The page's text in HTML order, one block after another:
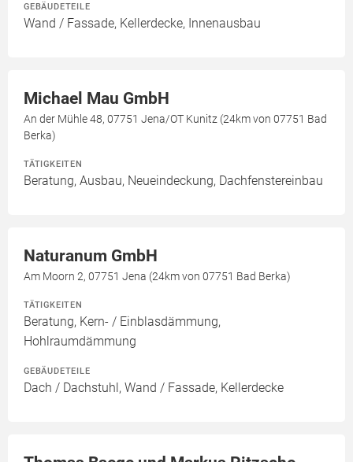
GEBÄUDETEILE
Wand / Fassade, Kellerdecke, Innenausbau
Michael Mau GmbH
An der Mühle 48, 07751 Jena/OT Kunitz (24km von 07751 Bad
Berka)
TÄTIGKEITEN
Beratung, Ausbau, Neueindeckung, Dachfenstereinbau
Naturanum GmbH
Am Moorn 2, 07751 Jena (24km von 07751 Bad Berka)
TÄTIGKEITEN
Beratung, Kern- / Einblasdämmung,
Hohlraumdämmung
GEBÄUDETEILE
Dach / Dachstuhl, Wand / Fassade, Kellerdecke